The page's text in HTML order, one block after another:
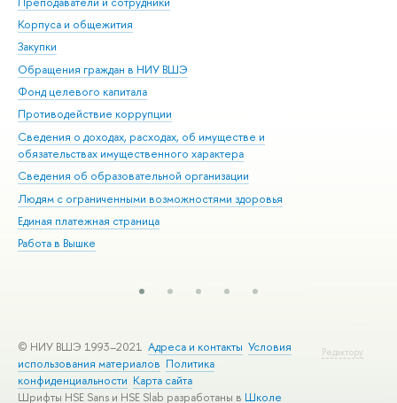
Корпуса и общежития
Закупки
Обращения граждан в НИУ ВШЭ
Фонд целевого капитала
Противодействие коррупции
Сведения о доходах, расходах, об имуществе и
обязательствах имущественного характера
Сведения об образовательной организации
Людям с ограниченными возможностями здоровья
Единая платежная страница
Работа в Вышке
Редактору
© НИУ ВШЭ 1993–2021 Адреса и контакты Условия
использования материалов Политика
конфиденциальности Карта сайта
Шрифты HSE Sans и HSE Slab разработаны в Школе